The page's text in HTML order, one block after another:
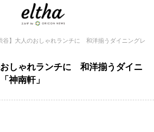
谷】大人のおしゃれランチに 和洋揃うダイニングレ
おしゃれランチに 和洋揃うダイニ
神南軒」